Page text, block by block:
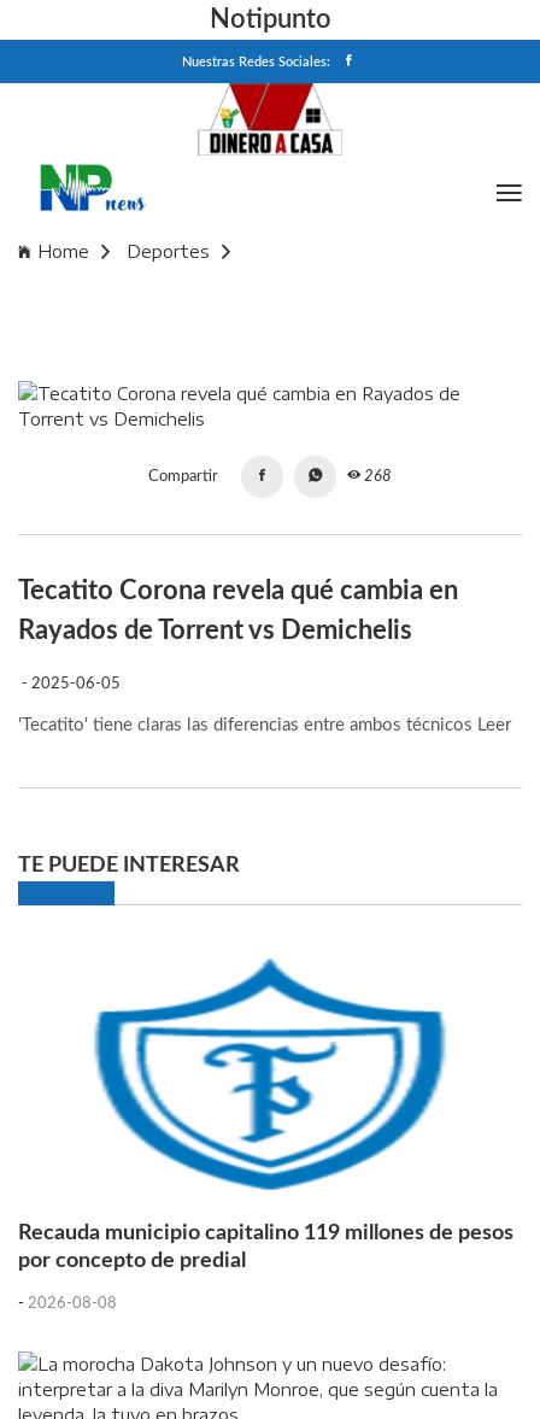
Notipunto
Nuestras Redes Sociales:
Home
Deportes
Compartir 268
Tecatito Corona revela qué cambia en
Rayados de Torrent vs Demichelis
- 2025-06-05
'Tecatito' tiene claras las diferencias entre ambos técnicos Leer
TE PUEDE INTERESAR
Recauda municipio capitalino 119 millones de pesos
por concepto de predial
- 2026-08-08